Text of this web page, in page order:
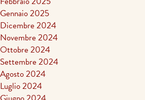
Gennaio 2025
Dicembre 2024
Novembre 2024
Ottobre 2024
Settembre 2024
Agosto 2024
Luglio 2024